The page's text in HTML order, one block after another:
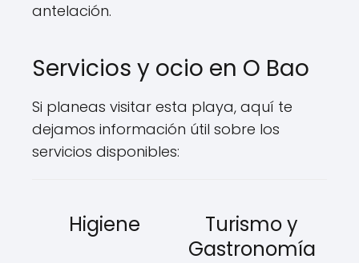
antelación.
Servicios y ocio en O Bao
Si planeas visitar esta playa, aquí te
dejamos información útil sobre los
servicios disponibles:
Higiene
Turismo y
Gastronomía